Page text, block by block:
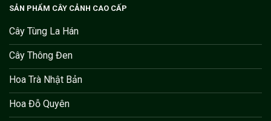
SẢN PHẨM CÂY CẢNH CAO CẤP
Cây Tùng La Hán
Cây Thông Đen
Hoa Trà Nhật Bản
Hoa Đỗ Quyên